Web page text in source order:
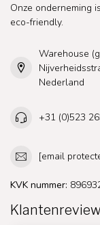
Onze onderneming
eco-friendly.
Warehouse
Nederland
+31 (0)523
[email
KVK nummer: